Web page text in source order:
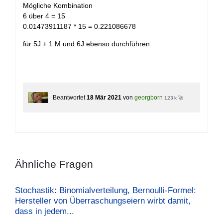
Mögliche Kombination
6 über 4 = 15
0.01473911187 * 15 = 0.221086678
für 5J + 1 M und 6J ebenso durchführen.
Beantwortet 18 Mär 2021 von georgborn 123 k 🚀
Ähnliche Fragen
Stochastik: Binomialverteilung, Bernoulli-Formel:
Hersteller von Überraschungseiern wirbt damit,
dass in jedem...